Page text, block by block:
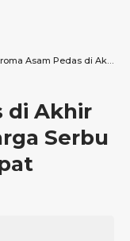
Asam Pedas di Akhir Pekan, Puluhan Warga Serbu Layanan Paspor Cepat Imigrasi Pontianak
di Akhir
Serbu